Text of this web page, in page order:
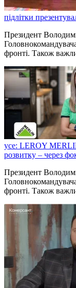
підлітки
Президент
фронті. Також
усе: LEROY
розвитку – через
Президент
фронті. Також